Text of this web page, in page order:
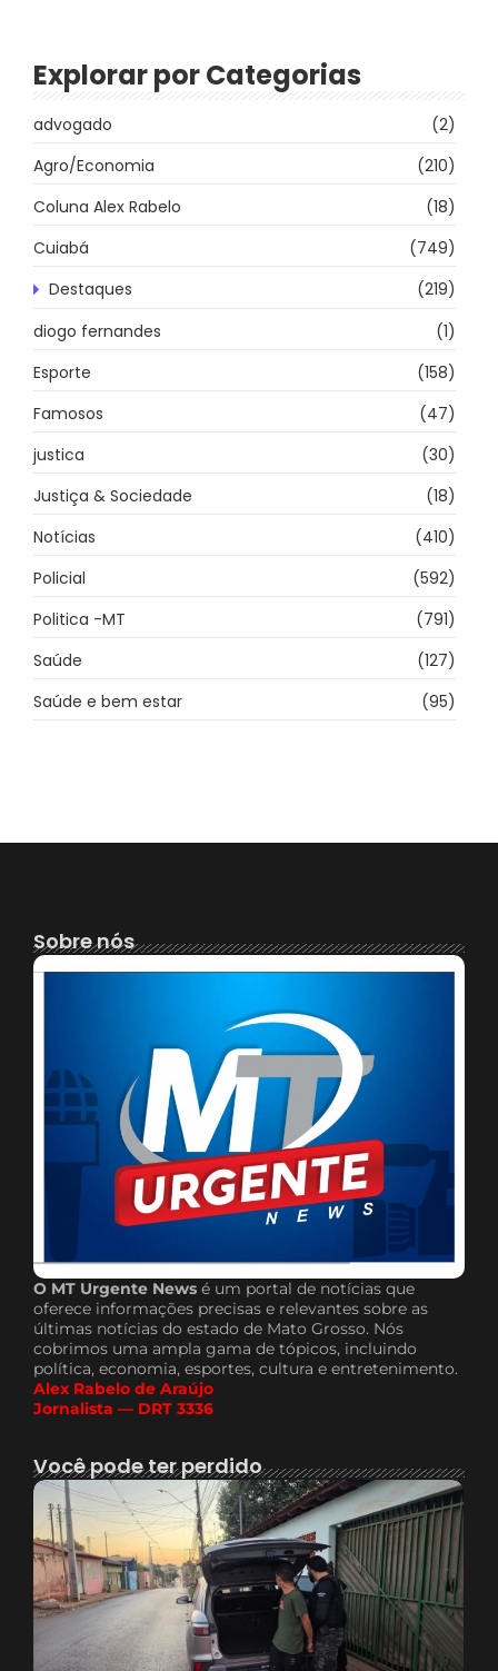
Explorar por Categorias
advogado
(2)
Agro/Economia
(210)
Coluna Alex Rabelo
(18)
Cuiabá
(749)
Destaques
(219)
diogo fernandes
(1)
Esporte
(158)
Famosos
(47)
justica
(30)
Justiça & Sociedade
(18)
Notícias
(410)
Policial
(592)
Politica -MT
(791)
Saúde
(127)
Saúde e bem estar
(95)
Sobre nós
O MT Urgente News é um portal de notícias que
oferece informações precisas e relevantes sobre as
últimas notícias do estado de Mato Grosso. Nós
cobrimos uma ampla gama de tópicos, incluindo
política, economia, esportes, cultura e entretenimento.
Alex Rabelo de Araújo
Jornalista — DRT 3336
Você pode ter perdido